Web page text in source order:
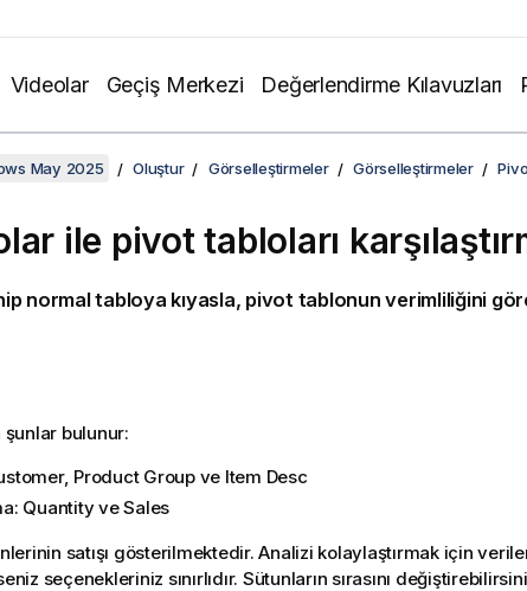
Videolar Geçiş Merkezi Değerlendirme Kılavuzları
May 2025 Oluştur Görselleştirmeler Görselleştirmeler
ile pivot tabloları
normal tabloya kıyasla, pivot tablonun verimliliğini
şunlar bulunur:
, Product Groupve Item Desc
QuantityveSales
satışı gösterilmektedir. Analizi kolaylaştırmak için
seçenekleriniz sınırlıdır. Sütunların sırasını